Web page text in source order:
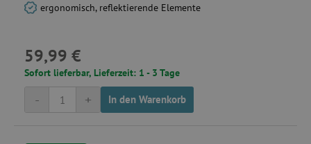
ergonomisch, reflektierende Elemente
59,99 €
Sofort lieferbar, Lieferzeit: 1 - 3 Tage
+
- In den Warenkorb